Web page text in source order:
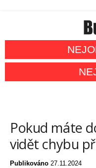
Pokud máte
vidět chybu
Publikováno 27.11.2024